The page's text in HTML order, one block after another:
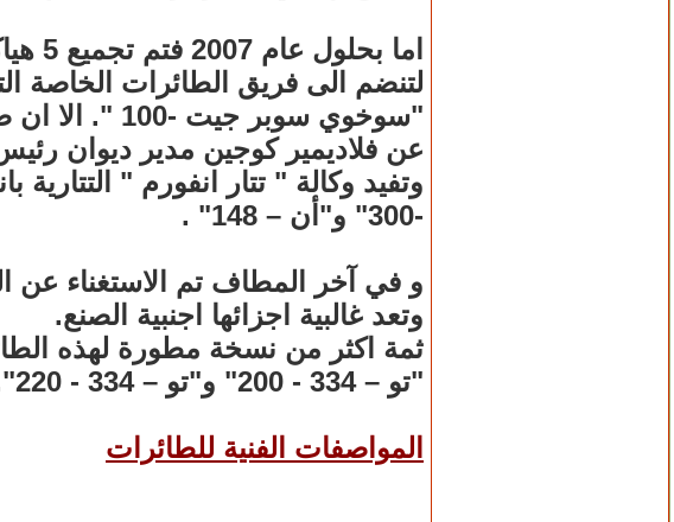
اما
لتنضم الى فريق الطائرات الخاصة
عن فلاديمير كوجين مدير ديوان
-300" و"أن – 148" .
وتعد غالبية اجزائها اجنبية الصنع.
"تو – 334 - 200" و"تو – 334 - 220".
المواصفات الفنية للطائرات